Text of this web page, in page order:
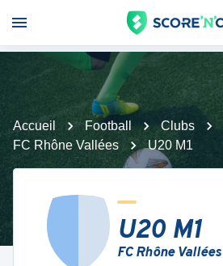
Accueil Football Clubs
FC Rhône Vallées
U20 M1
U20 M1
FC Rhône Vallées